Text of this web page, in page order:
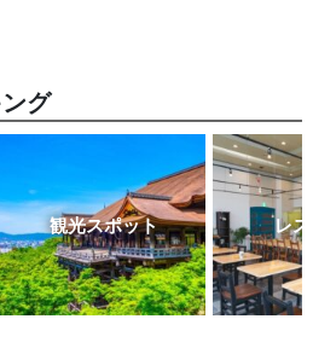
グ
観光スポット レ